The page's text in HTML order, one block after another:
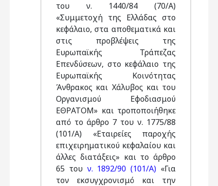
του ν. 1440/84 (70/Α)
«Συμμετοχή της Ελλάδας στο
κεφάλαιο, στα αποθεματικά και
στις προβλέψεις της
Ευρωπαϊκής Τράπεζας
Επενδύσεων, στο κεφάλαιο της
Ευρωπαϊκής Κοινότητας
Άνθρακος και Χάλυβος και του
Οργανισμού Εφοδιασμού
ΕΘΡΑΤΟΜ» και τροποποιήθηκε
από το άρθρο 7 του ν. 1775/88
(101/Α) «Εταιρείες παροχής
επιχειρηματικού κεφαλαίου και
άλλες διατάξεις» και το άρθρο
65 του ν. 1892/90 (101/Α) «Για
τον εκσυγχρονισμό και την